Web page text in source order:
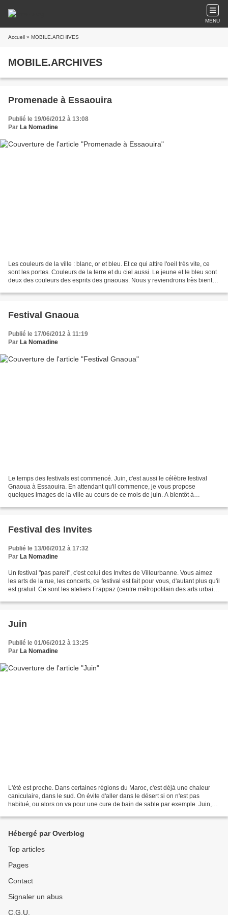
MENU
Accueil » MOBILE.ARCHIVES
MOBILE.ARCHIVES
Promenade à Essaouira
Publié le 19/06/2012 à 13:08
Par La Nomadine
Les couleurs de la ville : blanc, or et bleu. Et ce qui attire l'oeil très vite, ce
sont les portes. Couleurs de la terre et du ciel aussi. Le jeune et le bleu sont
deux des couleurs des esprits des gnaouas. Nous y reviendrons très bientôt.
Festival Gnaoua
Publié le 17/06/2012 à 11:19
Par La Nomadine
Le temps des festivals est commencé. Juin, c'est aussi le célèbre festival
Gnaoua à Essaouira. En attendant qu'il commence, je vous propose
quelques images de la ville au cours de ce mois de juin. A bientôt à
Festival des Invites
Publié le 13/06/2012 à 17:32
Par La Nomadine
Un festival "pas pareil", c'est celui des Invites de Villeurbanne. Vous aimez
les arts de la rue, les concerts, ce festival est fait pour vous, d'autant plus qu'il
est gratuit. Ce sont les ateliers Frappaz (centre métropolitain des arts urbains
Juin
Publié le 01/06/2012 à 13:25
Par La Nomadine
L'été est proche. Dans certaines régions du Maroc, c'est déjà une chaleur
caniculaire, dans le sud. On évite d'aller dans le désert si on n'est pas
habitué, ou alors on va pour une cure de bain de sable par exemple. Juin,
Hébergé par Overblog
Top articles
Pages
Contact
Signaler un abus
C.G.U.